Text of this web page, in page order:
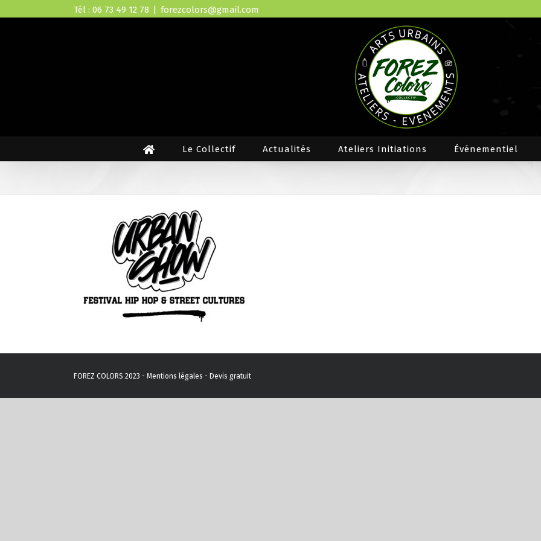
to
Tél : 06 73 49 12 78 | forezcolors@gmail.com
Le Collectif Actualités Ateliers Initiations Événementiel
FOREZ COLORS 2023 - Mentions légales - Devis gratuit